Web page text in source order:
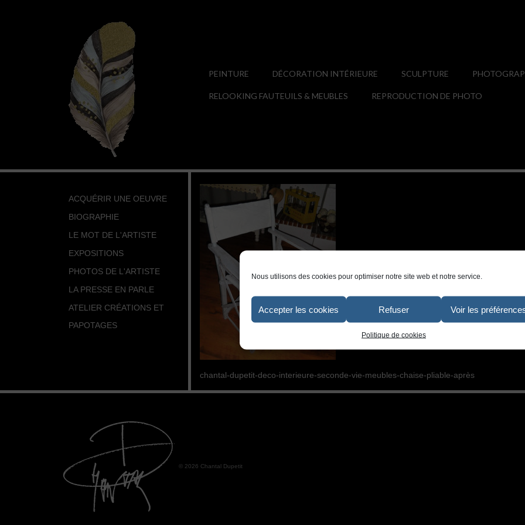
Nous utilisons des cookies pour optimiser notre site web et notre service.
Accepter les cookies Refuser Voir les
Politique de cookies
PEINTURE DÉCORATION INTÉRIEURE SCULPTURE
RELOOKING FAUTEUILS & MEUBLES REPRODUCTION DE PHOTO
chantal-dupetit-deco-interieure-seconde-vie-meubles-chaise-pliable-après
ACQUÉRIR UNE OEUVRE
BIOGRAPHIE
LE MOT DE L'ARTISTE
EXPOSITIONS
PHOTOS DE L'ARTISTE
LA PRESSE EN PARLE
ATELIER CRÉATIONS ET
PAPOTAGES
© 2026 Chantal Dupetit